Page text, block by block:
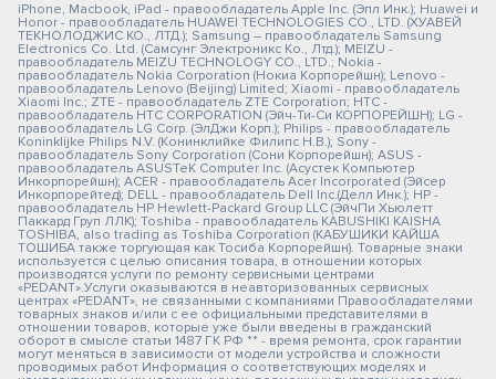
iPhone, Macbook, iPad - правообладатель Apple Inc. (Эпл Инк.); Huawei и
Honor - правообладатель HUAWEI TECHNOLOGIES CO., LTD. (ХУАВЕЙ
ТЕКНОЛОДЖИС КО., ЛТД.); Samsung – правообладатель Samsung
Electronics Co. Ltd. (Самсунг Электроникс Ко., Лтд.); MEIZU -
правообладатель MEIZU TECHNOLOGY CO., LTD.; Nokia -
правообладатель Nokia Corporation (Нокиа Корпорейшн); Lenovo -
правообладатель Lenovo (Beijing) Limited; Xiaomi - правообладатель
Xiaomi Inc.; ZTE - правообладатель ZTE Corporation; HTC -
правообладатель HTC CORPORATION (Эйч-Ти-Си КОРПОРЕЙШН); LG -
правообладатель LG Corp. (ЭлДжи Корп.); Philips - правообладатель
Koninklijke Philips N.V. (Конинклийке Филипс Н.В.); Sony -
правообладатель Sony Corporation (Сони Корпорейшн); ASUS -
правообладатель ASUSTeK Computer Inc. (Асустек Компьютер
Инкорпорейшн); ACER - правообладатель Acer Incorporated (Эйсер
Инкорпорейтед); DELL - правообладатель Dell Inc.(Делл Инк.); HP -
правообладатель HP Hewlett-Packard Group LLC (ЭйчПи Хьюлетт
Паккард Груп ЛЛК); Toshiba - правообладатель KABUSHIKI KAISHA
TOSHIBA, also trading as Toshiba Corporation (КАБУШИКИ КАЙША
ТОШИБА также торгующая как Тосиба Корпорейшн). Товарные знаки
используется с целью описания товара, в отношении которых
производятся услуги по ремонту сервисными центрами
«PEDANT».Услуги оказываются в неавторизованных сервисных
центрах «PEDANT», не связанными с компаниями Правообладателями
товарных знаков и/или с ее официальными представителями в
отношении товаров, которые уже были введены в гражданский
оборот в смысле статьи 1487 ГК РФ ** - время ремонта, срок гарантии
могут меняться в зависимости от модели устройства и сложности
проводимых работ Информация о соответствующих моделях и